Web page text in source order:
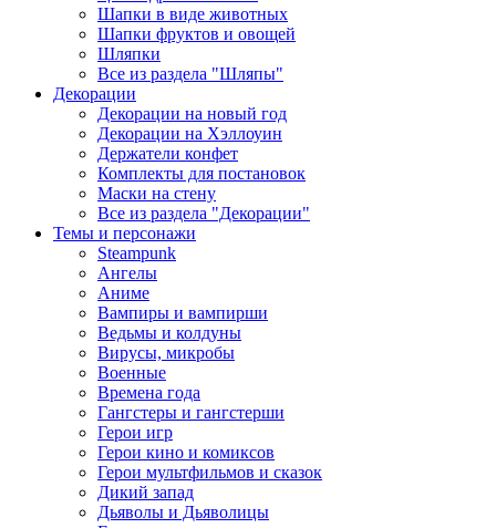
Шапки в виде животных
Шапки фруктов и овощей
Шляпки
Все из раздела "Шляпы"
Декорации
Декорации на новый год
Декорации на Хэллоуин
Держатели конфет
Комплекты для постановок
Маски на стену
Все из раздела "Декорации"
Темы и персонажи
Steampunk
Ангелы
Аниме
Вампиры и вампирши
Ведьмы и колдуны
Вирусы, микробы
Военные
Времена года
Гангстеры и гангстерши
Герои игр
Герои кино и комиксов
Герои мультфильмов и сказок
Дикий запад
Дьяволы и Дьяволицы